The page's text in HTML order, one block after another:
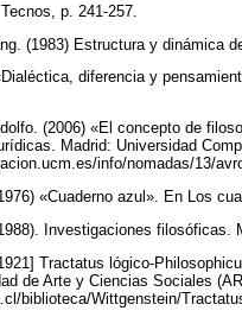
p. 241-257.
(1983) Estructura y dinámica
diferencia y
(2006) «El concepto de
Madrid: Universidad
info/nomadas/13/
«Cuaderno azul». En Los
Investigaciones
Tractatus lógico-
de Arte y Ciencias Sociales
biblioteca/Wittgenstein/